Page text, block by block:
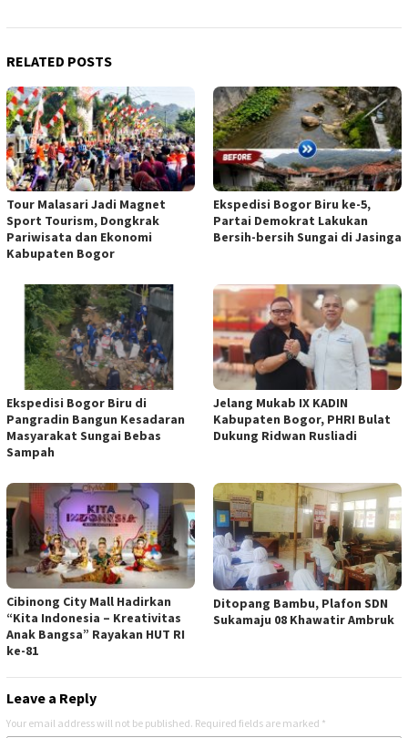
RELATED POSTS
Tour Malasari Jadi Magnet
Sport Tourism, Dongkrak
Pariwisata dan Ekonomi
Kabupaten Bogor
Ekspedisi Bogor Biru ke-5,
Partai Demokrat Lakukan
Bersih-bersih Sungai di Jasinga
Ekspedisi Bogor Biru di
Pangradin Bangun Kesadaran
Masyarakat Sungai Bebas
Sampah
Jelang Mukab IX KADIN
Kabupaten Bogor, PHRI Bulat
Dukung Ridwan Rusliadi
Cibinong City Mall Hadirkan
“Kita Indonesia – Kreativitas
Anak Bangsa” Rayakan HUT RI
ke-81
Ditopang Bambu, Plafon SDN
Sukamaju 08 Khawatir Ambruk
Leave a Reply
Your email address will not be published. Required fields are marked *